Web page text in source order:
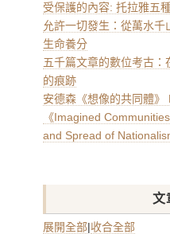
受保護的內容: 托拉雅五
允許一切發生：從萬水
生命養分
五千篇文章的數位考古：
的痕跡
安德森《想像的共同體》
《Imagined
and Spread of
文
展開全部|收合全部